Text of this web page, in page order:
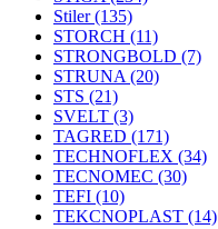
Stiler(135)
STORCH (11)
STRONGBOLD (7)
STRUNA (20)
STS (21)
SVELT (3)
TAGRED (171)
TECHNOFLEX (34)
TECNOMEC (30)
TEFI (10)
TEKCNOPLAST (14)